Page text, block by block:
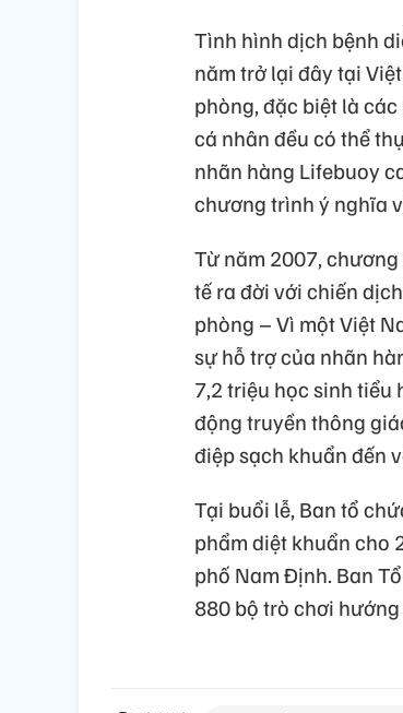
Tình hình dịch bệnh
năm trở lại đây tại
phòng, đặc biệt là
cá nhân đều có thể
nhãn hàng Lifebuoy
chương trình ý nghĩa
Từ năm 2007,
tế ra đời với chiến
phòng – Vì một Việt
sự hỗ trợ của nhãn
7,2 triệu học sinh
động truyền thông
điệp sạch khuẩn đến
Tại buổi lễ, Ban tổ
phẩm diệt khuẩn cho
phố Nam Định. Ban
880 bộ trò chơi